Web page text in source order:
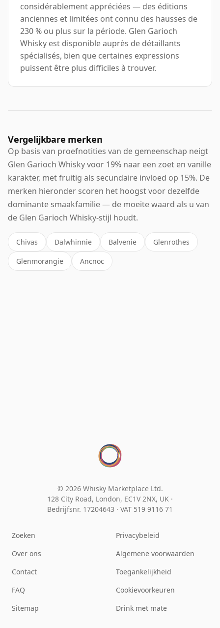
considérablement appréciées — des éditions
anciennes et limitées ont connu des hausses de
230 % ou plus sur la période. Glen Garioch
Whisky est disponible auprès de détaillants
spécialisés, bien que certaines expressions
puissent être plus difficiles à trouver.
Vergelijkbare merken
Op basis van proefnotities van de gemeenschap neigt
Glen Garioch Whisky voor 19% naar een zoet en vanille
karakter, met fruitig als secundaire invloed op 15%. De
merken hieronder scoren het hoogst voor dezelfde
dominante smaakfamilie — de moeite waard als u van
de Glen Garioch Whisky-stijl houdt.
Chivas Dalwhinnie Balvenie Glenrothes
Glenmorangie Ancnoc
© 2026 Whisky Marketplace Ltd.
128 City Road, London, EC1V 2NX, UK ·
Bedrijfsnr. 17204643 · VAT 519 9116 71
Zoeken
Over ons
Contact
FAQ
Sitemap
Privacybeleid
Algemene voorwaarden
Toegankelijkheid
Cookievoorkeuren
Drink met mate